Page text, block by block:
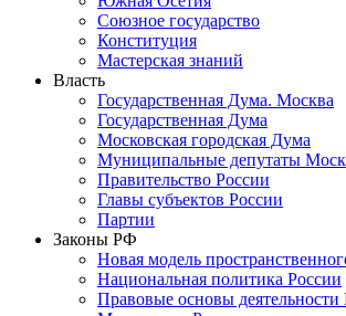
Союзное государство
Конституция
Мастерская знаний
Власть
Государственная Дума. Москва
Государственная Дума
Московская городская Дума
Муниципальные депутаты
Правительство России
Главы субъектов России
Партии
Законы РФ
Новая модель
Национальная политика России
Правовые основы деятельности